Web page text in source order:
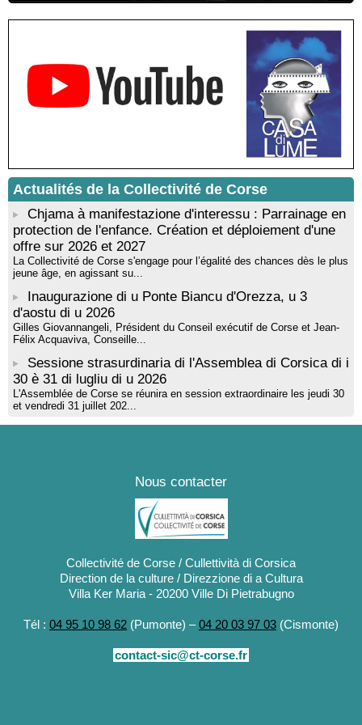
Rencontre / dédicace avec Lucrèce Luciani autour de son
livre « La ballade du pendu du Niolu» - Mediateca territuriale di
Mise en musique d’un livre jeunesse par Annik Meschinet,
musicienne pédagogue : Ateliers d’expression sonore, vocale,
rythmique et corporelle - Mediateca territuriale di Santa Lucia di
Tallà
! Événement reporté ! Cycle de conférences peinture animé
par Alexandre Dominati - Mediateca territuriale di Santa Lucia di
Actualités de la Collectivité de Corse
Chjama à manifestazione d'interessu : Parrainage en
protection de l'enfance. Création et déploiement d'une
offre sur 2026 et 2027
La Collectivité de Corse s'engage pour l’égalité des chances dès le plus
jeune âge, en agissant su...
Inaugurazione di u Ponte Biancu d'Orezza, u 3
d'aostu di u 2026
Gilles Giovannangeli, Président du Conseil exécutif de Corse et Jean-
Félix Acquaviva, Conseille...
Sessione strasurdinaria di l'Assemblea di Corsica di i
30 è 31 di lugliu di u 2026
L'Assemblée de Corse se réunira en session extraordinaire les jeudi 30
et vendredi 31 juillet 202...
Nous contacter
Collectivité de Corse / Cullettività di Corsica
Direction de la culture / Direzzione di a Cultura
Villa Ker Maria - 20200 Ville Di Pietrabugno
Tél : 04 95 10 98 62 (Pumonte) –04 20 03 97 03 (Cismonte)
contact-sic@ct-corse.fr